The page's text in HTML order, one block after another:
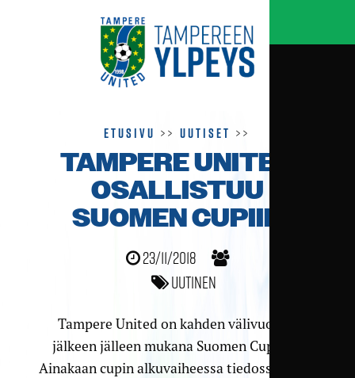
Etusivu >>Uutiset >>
TAMPERE UNITED
OSALLISTUU
SUOMEN CUPIIN
23/11/2018
Uutinen
Tampere United on kahden välivuoden
jälkeen jälleen mukana Suomen Cupissa.
Ainakaan cupin alkuvaiheessa tiedossa ei ole